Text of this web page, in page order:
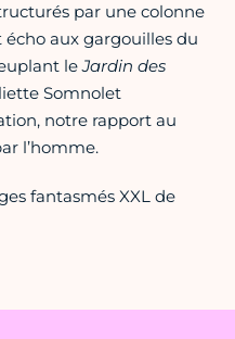
par une colonne
aux gargouilles du
leJardin des
Somnolet
notre rapport au
l’homme.
fantasmés XXL de